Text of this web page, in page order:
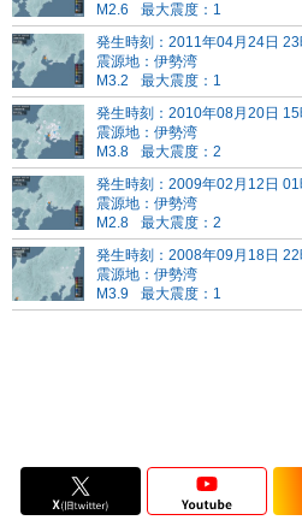
M2.6
最大震度：1
発生時刻：2011年04月24日
震源地：伊勢湾
M3.2
最大震度：1
発生時刻：2010年08月20日
震源地：伊勢湾
M3.8
最大震度：2
発生時刻：2009年02月12日
震源地：伊勢湾
M2.8
最大震度：2
発生時刻：2008年09月18日
震源地：伊勢湾
M3.9
最大震度：1